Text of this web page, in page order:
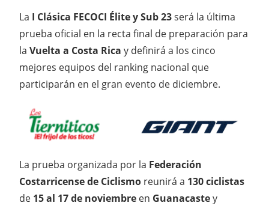
La I Clásica FECOCI Élite y Sub 23será la última
prueba oficial en la recta final de preparación para
la Vuelta a Costa Rica y definirá a los cinco
mejores equipos del ranking nacional que
participarán en el gran evento de diciembre.
La prueba organizada por la Federación
Costarricense de Ciclismo reunirá a 130 ciclistas
de 15 al 17 de noviembre en Guanacastey